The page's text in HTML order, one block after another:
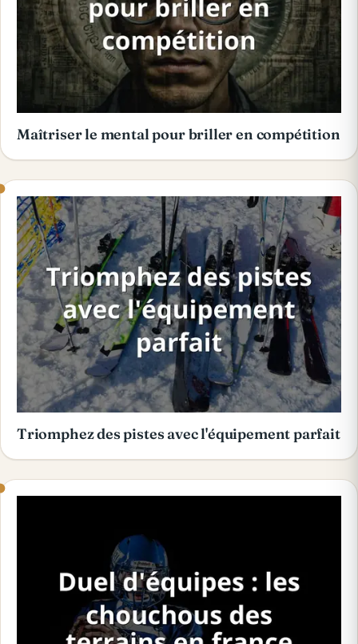
Maîtriser le mental pour briller en compétition
Triomphez des pistes avec l'équipement parfait